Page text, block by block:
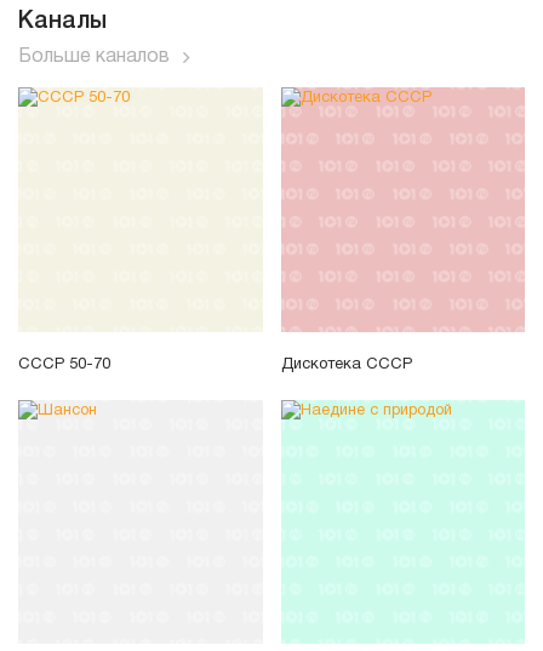
Каналы
Больше каналов
СССР 50-70 Дискотека СССР